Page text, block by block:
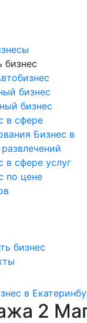
бизнес
бизнес
бизнес
в сфере
Бизнес в
в сфере услуг
по цене
бизнес
в
2